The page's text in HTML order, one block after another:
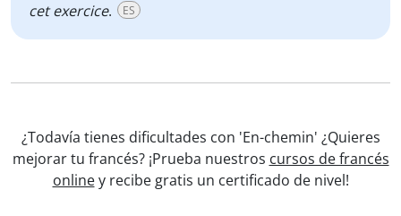
cet exercice. ES
¿Todavía tienes dificultades con 'En-chemin' ¿Quieres
mejorar tu francés? ¡Prueba nuestros cursos de francés
onliney recibe gratis un certificado de nivel!